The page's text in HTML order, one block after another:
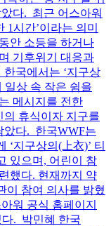
다. 최근 어스아워
시간’이라는 의미
안 소등을 하거나
기후위기 대응과
국에서는 ‘지구상
일상 속 작은 쉼을
메시지를 전한
의 휴식이자 지구를
았다. 한국WWF는
‘지구상의(上衣)’ 티
있으며, 어린이 참
했다. 현재까지 약
이 참여 의사를 밝혔
워 공식 홈페이지
다. 박민혜 한국